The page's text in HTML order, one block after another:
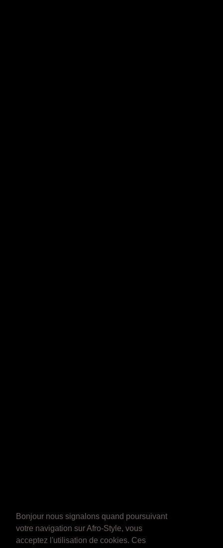
Bonjour nous signalons quand poursuivant
votre navigation sur Afro-Style, vous
acceptez l'utilisation de cookies. Ces